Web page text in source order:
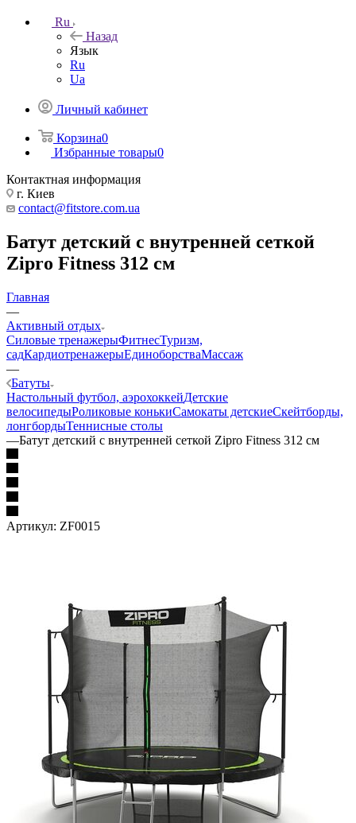
Ru
Назад
Язык
Ru
Ua
Личный кабинет
Корзина0
Избранные товары0
Контактная информация
г. Киев
contact@fitstore.com.ua
Батут детский с внутренней сеткой
Zipro Fitness 312 см
Главная
—
Активный отдых
Силовые тренажерыФитнесТуризм,
садКардиотренажерыЕдиноборстваМассаж
—
Батуты
Настольный футбол, аэрохоккейДетские
велосипедыРоликовые конькиСамокаты детскиеСкейтборды,
лонгбордыТеннисные столы
—Батут детский с внутренней сеткой Zipro Fitness 312 см
Артикул: ZF0015